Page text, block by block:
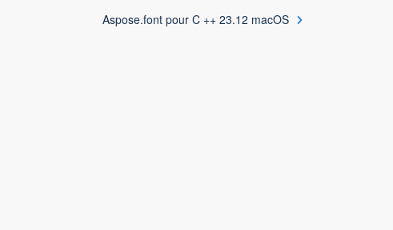
Aspose.font pour C ++ 23.12 macOS